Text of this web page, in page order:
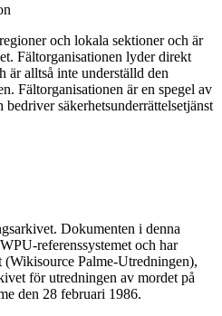
och lokala sektioner och är
Fältorganisationen lyder direkt
är alltså inte underställd den
Fältorganisationen är en spegel av
säkerhetsunderrättelsetjänst
Dokumenten i denna
referenssystemet och har
Palme-Utredningen),
för utredningen av mordet på
den 28 februari 1986.